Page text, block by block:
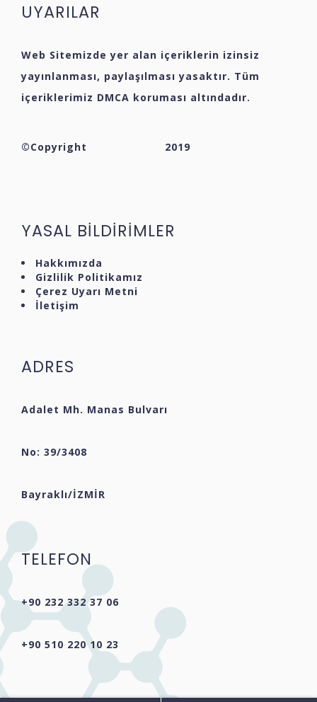
UYARILAR
Web Sitemizde yer alan içeriklerin izinsiz
yayınlanması, paylaşılması yasaktır. Tüm
içeriklerimiz DMCA koruması altındadır.
©Copyright 2019
YASAL BİLDİRİMLER
Hakkımızda
Gizlilik Politikamız
Çerez Uyarı Metni
İletişim
ADRES
Adalet Mh. Manas Bulvarı
No: 39/3408
Bayraklı/İZMİR
TELEFON
+90 232 332 37 06
+90 510 220 10 23